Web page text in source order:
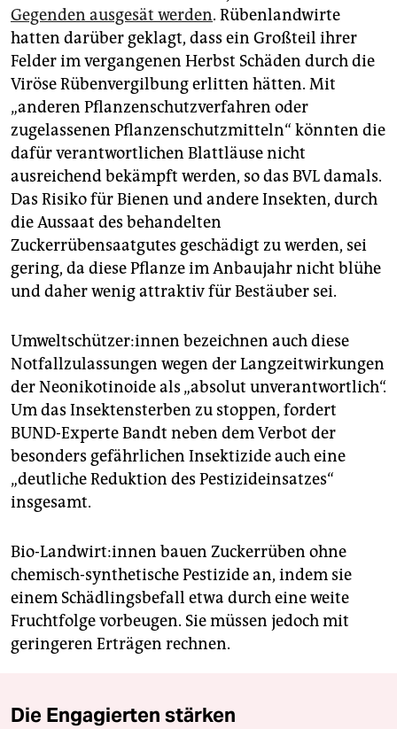
Gegenden ausgesät werden. Rübenlandwirte
hatten darüber geklagt, dass ein Großteil ihrer
Felder im vergangenen Herbst Schäden durch die
Viröse Rübenvergilbung erlitten hätten. Mit
„anderen Pflanzenschutzverfahren oder
zugelassenen Pflanzenschutzmitteln“ könnten die
dafür verantwortlichen Blattläuse nicht
ausreichend bekämpft werden, so das BVL damals.
Das Risiko für Bienen und andere Insekten, durch
die Aussaat des behandelten
Zuckerrübensaatgutes geschädigt zu werden, sei
gering, da diese Pflanze im Anbaujahr nicht blühe
und daher wenig attraktiv für Bestäuber sei.
Um­welt­schüt­ze­r:in­nen bezeichnen auch diese
Notfallzulassungen wegen der Langzeitwirkungen
der Neonikotinoide als „absolut unverantwortlich“.
Um das Insektensterben zu stoppen, fordert
BUND-Experte Bandt neben dem Verbot der
besonders gefährlichen Insektizide auch eine
„deutliche Reduktion des Pestizideinsatzes“
insgesamt.
Bio-Landwirt:innen bauen Zuckerrüben ohne
chemisch-synthetische Pestizide an, indem sie
einem Schädlingsbefall etwa durch eine weite
Fruchtfolge vorbeugen. Sie müssen jedoch mit
geringeren Erträgen rechnen.
Die Engagierten stärken